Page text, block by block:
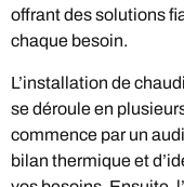
offrant des solutions
chaque besoin.
L’installation de
se déroule en
commence par un
bilan thermique et